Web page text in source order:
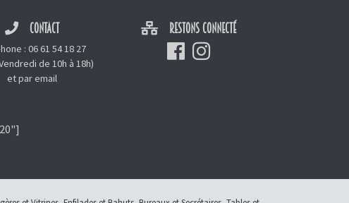
CONTACT
: 06 61 54 18 27
de 10h à 18h)
etpar email
RESTONS CONNECTÉ